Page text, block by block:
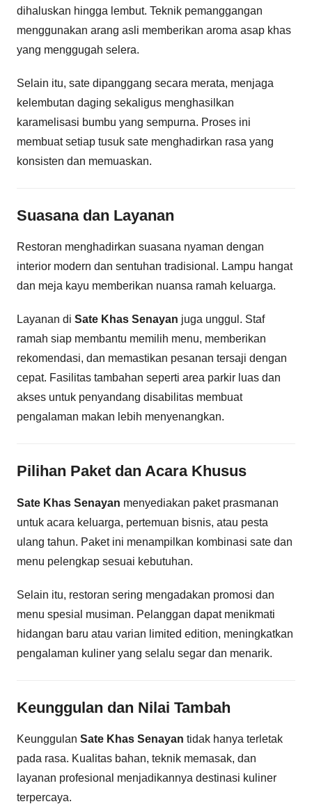
dihaluskan hingga lembut. Teknik pemanggangan
menggunakan arang asli memberikan aroma asap khas
yang menggugah selera.
Selain itu, sate dipanggang secara merata, menjaga
kelembutan daging sekaligus menghasilkan
karamelisasi bumbu yang sempurna. Proses ini
membuat setiap tusuk sate menghadirkan rasa yang
konsisten dan memuaskan.
Suasana dan Layanan
Restoran menghadirkan suasana nyaman dengan
interior modern dan sentuhan tradisional. Lampu hangat
dan meja kayu memberikan nuansa ramah keluarga.
Layanan di Sate Khas Senayan juga unggul. Staf
ramah siap membantu memilih menu, memberikan
rekomendasi, dan memastikan pesanan tersaji dengan
cepat. Fasilitas tambahan seperti area parkir luas dan
akses untuk penyandang disabilitas membuat
pengalaman makan lebih menyenangkan.
Pilihan Paket dan Acara Khusus
Sate Khas Senayan menyediakan paket prasmanan
untuk acara keluarga, pertemuan bisnis, atau pesta
ulang tahun. Paket ini menampilkan kombinasi sate dan
menu pelengkap sesuai kebutuhan.
Selain itu, restoran sering mengadakan promosi dan
menu spesial musiman. Pelanggan dapat menikmati
hidangan baru atau varian limited edition, meningkatkan
pengalaman kuliner yang selalu segar dan menarik.
Keunggulan dan Nilai Tambah
Keunggulan Sate Khas Senayan tidak hanya terletak
pada rasa. Kualitas bahan, teknik memasak, dan
layanan profesional menjadikannya destinasi kuliner
terpercaya.